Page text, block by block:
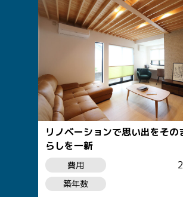
リノベーションで思い出をその
らしを一新
費用
築年数